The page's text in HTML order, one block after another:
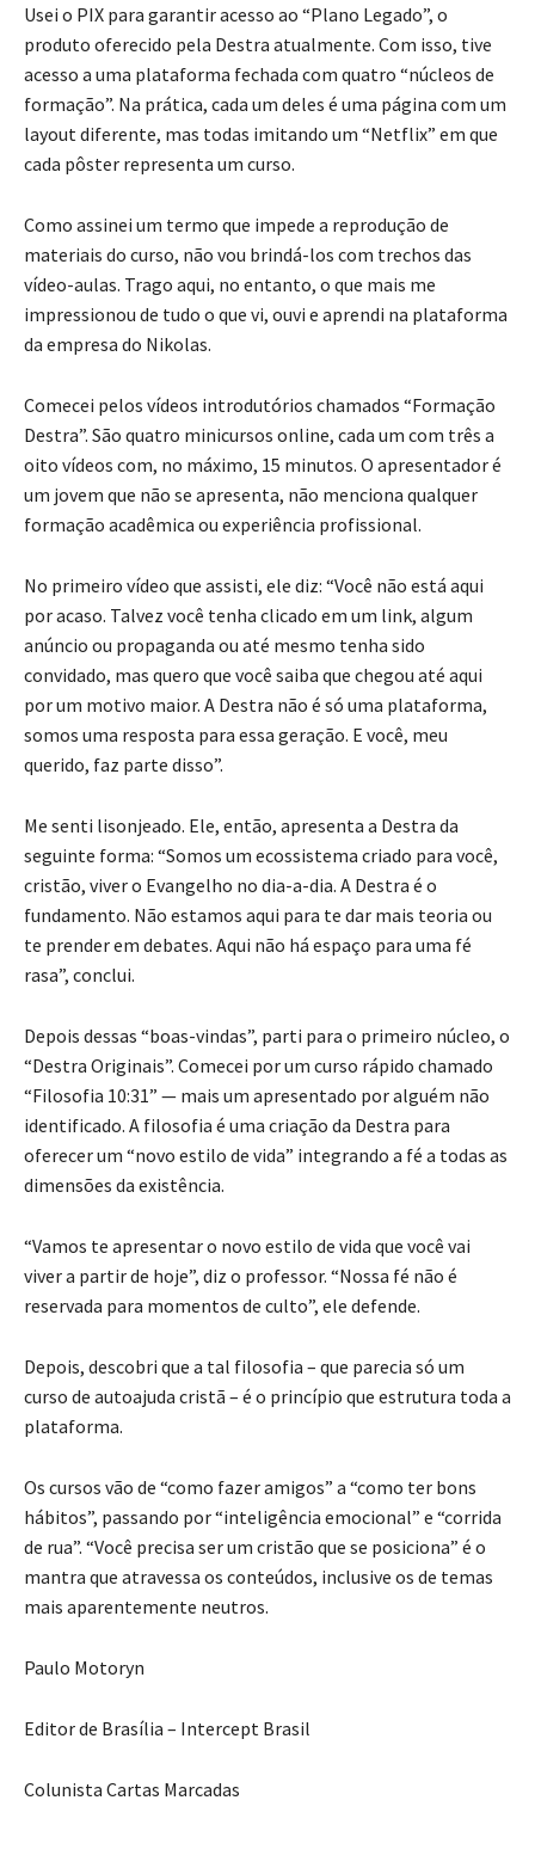
Usei o PIX para garantir acesso ao “Plano Legado”, o
produto oferecido pela Destra atualmente. Com isso, tive
acesso a uma plataforma fechada com quatro “núcleos de
formação”. Na prática, cada um deles é uma página com um
layout diferente, mas todas imitando um “Netflix” em que
cada pôster representa um curso.
Como assinei um termo que impede a reprodução de
materiais do curso, não vou brindá-los com trechos das
vídeo-aulas. Trago aqui, no entanto, o que mais me
impressionou de tudo o que vi, ouvi e aprendi na plataforma
da empresa do Nikolas.
Comecei pelos vídeos introdutórios chamados “Formação
Destra”. São quatro minicursos online, cada um com três a
oito vídeos com, no máximo, 15 minutos. O apresentador é
um jovem que não se apresenta, não menciona qualquer
formação acadêmica ou experiência profissional.
No primeiro vídeo que assisti, ele diz: “Você não está aqui
por acaso. Talvez você tenha clicado em um link, algum
anúncio ou propaganda ou até mesmo tenha sido
convidado, mas quero que você saiba que chegou até aqui
por um motivo maior. A Destra não é só uma plataforma,
somos uma resposta para essa geração. E você, meu
querido, faz parte disso”.
Me senti lisonjeado. Ele, então, apresenta a Destra da
seguinte forma: “Somos um ecossistema criado para você,
cristão, viver o Evangelho no dia-a-dia. A Destra é o
fundamento. Não estamos aqui para te dar mais teoria ou
te prender em debates. Aqui não há espaço para uma fé
rasa”, conclui.
Depois dessas “boas-vindas”, parti para o primeiro núcleo, o
“Destra Originais”. Comecei por um curso rápido chamado
“Filosofia 10:31” — mais um apresentado por alguém não
identificado. A filosofia é uma criação da Destra para
oferecer um “novo estilo de vida” integrando a fé a todas as
dimensões da existência.
“Vamos te apresentar o novo estilo de vida que você vai
viver a partir de hoje”, diz o professor. “Nossa fé não é
reservada para momentos de culto”, ele defende.
Depois, descobri que a tal filosofia – que parecia só um
curso de autoajuda cristã – é o princípio que estrutura toda a
plataforma.
Os cursos vão de “como fazer amigos” a “como ter bons
hábitos”, passando por “inteligência emocional” e “corrida
de rua”. “Você precisa ser um cristão que se posiciona” é o
mantra que atravessa os conteúdos, inclusive os de temas
mais aparentemente neutros.
Paulo Motoryn
Editor de Brasília – Intercept Brasil
Colunista Cartas Marcadas